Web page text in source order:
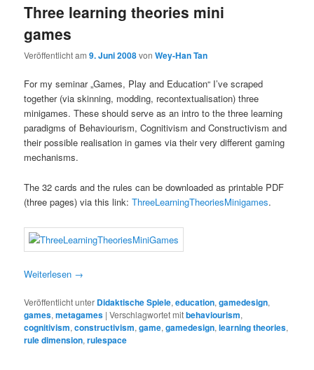
Three learning theories mini
games
Veröffentlicht am9. Juni 2008vonWey-Han Tan
For my seminar „Games, Play and Education“ I’ve scraped
together (via skinning, modding, recontextualisation) three
minigames. These should serve as an intro to the three learning
paradigms of Behaviourism, Cognitivism and Constructivism and
their possible realisation in games via their very different gaming
mechanisms.
The 32 cards and the rules can be downloaded as printable PDF
(three pages) via this link:ThreeLearningTheoriesMinigames.
Weiterlesen →
Veröffentlicht unter Didaktische Spiele,education,gamedesign,
games,metagames |Verschlagwortet mitbehaviourism,
cognitivism,constructivism,game,gamedesign,learning theories,
rule dimension,rulespace